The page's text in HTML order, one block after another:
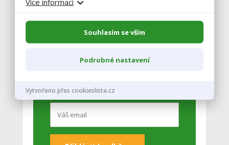
Buďte vždy v obraze!
Zadejte váš email a my vám občas
článků.
Souhlasím se vším
Podrobné nastavení
Vytvořeno přes cookieslista.cz